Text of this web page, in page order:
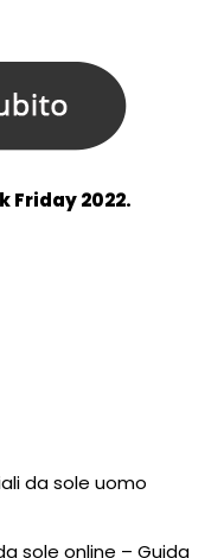
Friday 2022.
da sole uomo
sole online – Guida